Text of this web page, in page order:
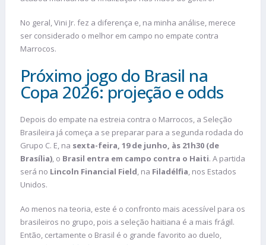
No geral, Vini Jr. fez a diferença e, na minha análise, merece
ser considerado o melhor em campo no empate contra
Marrocos.
Próximo jogo do Brasil na
Copa 2026: projeção e odds
Depois do empate na estreia contra o Marrocos, a Seleção
Brasileira já começa a se preparar para a segunda rodada do
Grupo C. E, na sexta-feira, 19 de junho, às 21h30 (de
Brasília), o Brasil entra em campo contra o Haiti. A partida
será no Lincoln Financial Field, na Filadélfia, nos Estados
Unidos.
Ao menos na teoria, este é o confronto mais acessível para os
brasileiros no grupo, pois a seleção haitiana é a mais frágil.
Então, certamente o Brasil é o grande favorito ao duelo,